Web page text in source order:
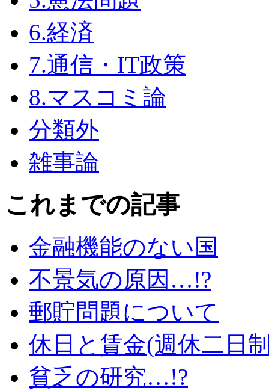
6.経済
7.通信・IT政策
8.マスコミ論
分類外
雑事論
これまでの記事
金融機能のない国
不景気の原因…!?
郵貯問題について
休日と賃金(週休二日
貧乏の研究…!?